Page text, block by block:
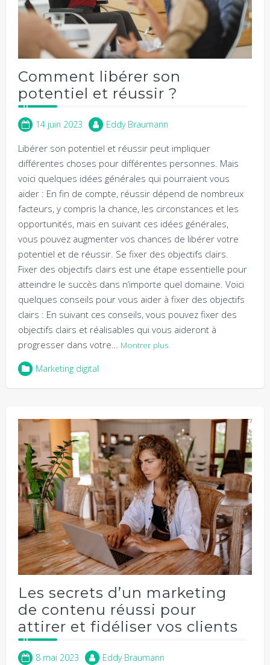
Comment libérer son
potentiel et réussir ?
14 juin 2023 Eddy Braumann
Libérer son potentiel et réussir peut impliquer
différentes choses pour différentes personnes. Mais
voici quelques idées générales qui pourraient vous
aider : En fin de compte, réussir dépend de nombreux
facteurs, y compris la chance, les circonstances et les
opportunités, mais en suivant ces idées générales,
vous pouvez augmenter vos chances de libérer votre
potentiel et de réussir. Se fixer des objectifs clairs.
Fixer des objectifs clairs est une étape essentielle pour
atteindre le succès dans n’importe quel domaine. Voici
quelques conseils pour vous aider à fixer des objectifs
clairs : En suivant ces conseils, vous pouvez fixer des
objectifs clairs et réalisables qui vous aideront à
progresser dans votre…
Montrer plus
Marketing digital
Les secrets d’un marketing
de contenu réussi pour
attirer et fidéliser vos clients
8 mai 2023 Eddy Braumann